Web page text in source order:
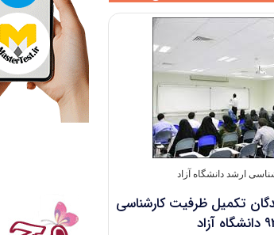
ارشد دانشگاه آزاد
تکمیل ظرفیت کارشناسی